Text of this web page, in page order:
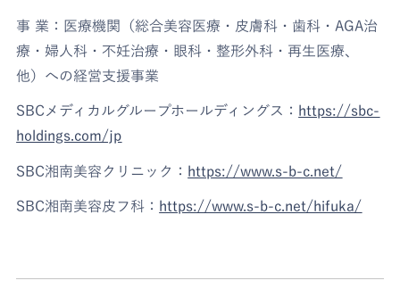
事 業：医療機関（総合美容医療・皮膚科・歯科・AGA治
療・婦人科・不妊治療・眼科・整形外科・再生医療、
他）への経営支援事業
SBCメディカルグループホールディングス： https://sbc-
holdings.com/jp
SBC湘南美容クリニック： https://www.s-b-c.net/
SBC湘南美容皮フ科： https://www.s-b-c.net/hifuka/